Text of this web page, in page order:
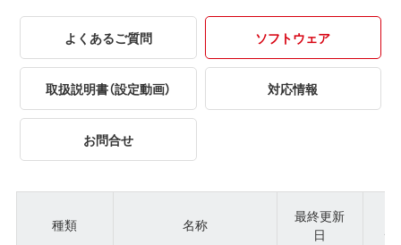
よくあるご質問 ソフトウェア
取扱説明書（設定動画） 対応情報
お問合せ
種類 名称
最終更新
日
ジ